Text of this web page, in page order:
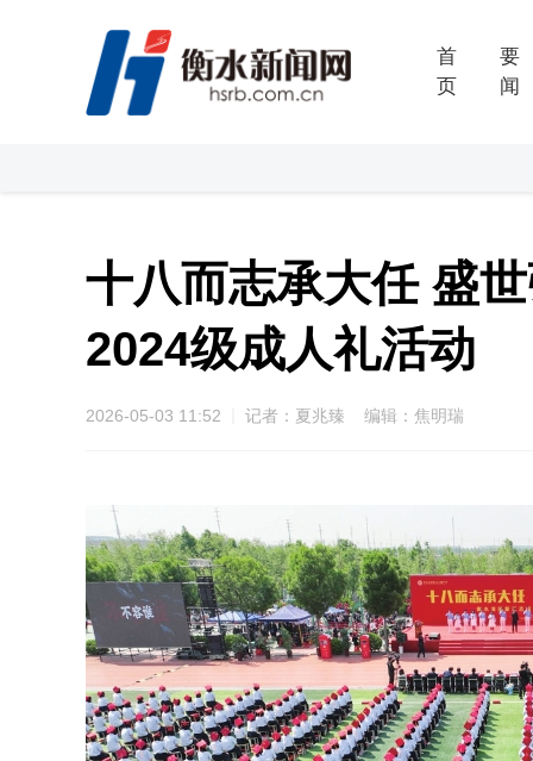
首
页
要
闻
十八而志承大任 盛
2024级成人礼活动
2026-05-03 11:52 记者：夏兆臻 编辑：焦明瑞